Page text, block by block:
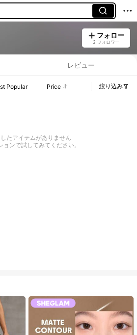
フォロー
2 フォロワー
レビュー
Popular Price 絞り込み
たアイテムがありません
ョンで試してみてください。